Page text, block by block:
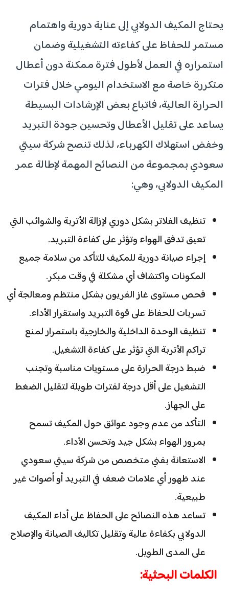
يحتاج المكيف الدولابي إلى عناية دورية واهتمام
مستمر للحفاظ على كفاءته التشغيلية وضمان
استمراره في العمل لأطول فترة ممكنة دون أعطال
متكررة خاصة مع الاستخدام اليومي خلال فترات
الحرارة العالية، فاتباع بعض الإرشادات البسيطة
يساعد على تقليل الأعطال وتحسين جودة التبريد
وخفض استهلاك الكهرباء، لذلك تنصح شركة سيتي
سعودي بمجموعة من النصائح المهمة لإطالة عمر
المكيف الدولابي، وهي:
تنظيف الفلاتر بشكل دوري لإزالة الأتربة والشوائب التي
تعيق تدفق الهواء وتؤثر على كفاءة التبريد.
إجراء صيانة دورية للمكيف للتأكد من سلامة جميع
المكونات واكتشاف أي مشكلة في وقت مبكر.
فحص مستوى غاز الفريون بشكل منتظم ومعالجة أي
تسربات للحفاظ على قوة التبريد واستقرار الأداء.
تنظيف الوحدة الداخلية والخارجية باستمرار لمنع
تراكم الأتربة التي تؤثر على كفاءة التشغيل.
ضبط درجة الحرارة على مستويات مناسبة وتجنب
التشغيل على أقل درجة لفترات طويلة لتقليل الضغط
على الجهاز.
التأكد من عدم وجود عوائق حول المكيف تسمح
بمرور الهواء بشكل جيد وتحسن الأداء.
الاستعانة بفني متخصص من شركة سيتي سعودي
عند ظهور أي علامات ضعف في التبريد أو أصوات غير
طبيعية.
تساعد هذه النصائح على الحفاظ على أداء المكيف
الدولابي بكفاءة عالية وتقليل تكاليف الصيانة والإصلاح
على المدى الطويل.
الكلمات البحثية: